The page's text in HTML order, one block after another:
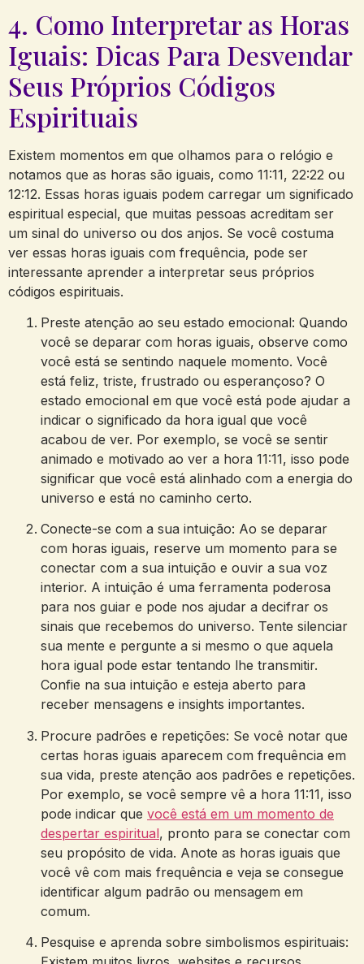
4. Como Interpretar as Horas
Iguais: Dicas Para Desvendar
Seus Próprios Códigos
Espirituais
Existem momentos em que olhamos para o relógio e
notamos que as horas são iguais, como 11:11, 22:22 ou
12:12. Essas horas iguais podem carregar um significado
espiritual especial, que muitas pessoas acreditam ser
um sinal do universo ou dos anjos. Se você costuma
ver essas horas iguais com frequência, pode ser
interessante aprender a interpretar seus próprios
códigos espirituais.
Preste atenção ao seu estado emocional: Quando
você se deparar com horas iguais, observe como
você está se sentindo naquele momento. Você
está feliz, triste, frustrado ou esperançoso? O
estado emocional em que você está pode ajudar a
indicar o significado da hora igual que você
acabou de ver. Por exemplo, se você se sentir
animado e motivado ao ver a hora 11:11, isso pode
significar que você está alinhado com a energia do
universo e está no caminho certo.
Conecte-se com a sua intuição: Ao se deparar
com horas iguais, reserve um momento para se
conectar com a sua intuição e ouvir a sua voz
interior. A intuição é uma ferramenta poderosa
para nos guiar e pode nos ajudar a decifrar os
sinais que recebemos do universo. Tente silenciar
sua mente e pergunte a si mesmo o que aquela
hora igual pode estar tentando lhe transmitir.
Confie na sua intuição e esteja aberto para
receber mensagens e insights importantes.
Procure padrões e repetições: Se você notar que
certas horas iguais aparecem com frequência em
sua vida, preste atenção aos padrões e repetições.
Por exemplo, se você sempre vê a hora 11:11, isso
pode indicar que você está em um momento de
despertar espiritual, pronto para se conectar com
seu propósito de vida. Anote as horas iguais que
você vê com mais frequência e veja se consegue
identificar algum padrão ou mensagem em
comum.
Pesquise e aprenda sobre simbolismos espirituais: